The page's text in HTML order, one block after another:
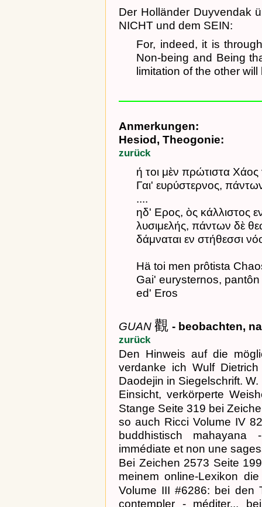
Der Holländer Duyvendak
NICHT und dem SEIN:
For, indeed, it is
Non-being and Being
limitation of the other
Anmerkungen:
Hesiod, Theogonie:
zurück
ή τοι μὲν πρώτιστα Χάος
Γαι' ευρύστερνος,
....
ηδ' Ερος, ὸς κάλλιστος
λυσιμελής, πάντων δὲ
δάμναται εν στήθεσσι
Hä toi men prôtista
Gai' eurysternos,
ed' Eros
GUAN 觀 - beobachten,
zurück
Den Hinweis auf die
verdanke ich Wulf
Daodejin in Siegelschrift.
Einsicht, verkörperte
Stange Seite 319 bei
so auch Ricci Volume IV
buddhistisch
immédiate et non une
Bei Zeichen 2573 Seite
meinem online-Lexikon
Volume III #6286: bei den
contempler - méditer...